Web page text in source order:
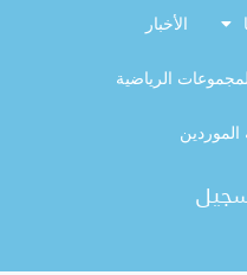
الأخبار
الرياضية
الموردين